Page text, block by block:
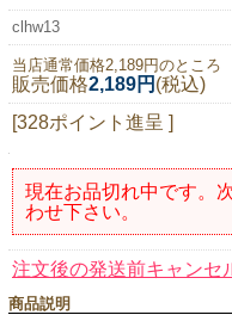
clhw13
当店通常価格2,189円のところ
販売価格2,189円 (税込)
[328ポイント進呈 ]
現在お品切れ中です。
わせ下さい。
注文後の発送前キャンセ
商品説明